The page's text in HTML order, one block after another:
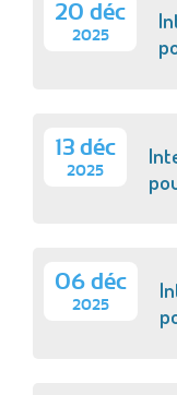
20 déc
2025
13 déc
2025
06 déc
2025